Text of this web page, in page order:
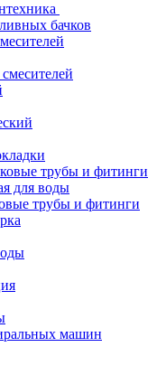
бачков
трубы и фитинги
для воды
трубы и фитинги
машин